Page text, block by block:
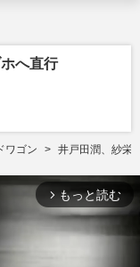
へ直行
ワゴン 井戸田潤、紗栄
arrow_forward_ios もっと読む